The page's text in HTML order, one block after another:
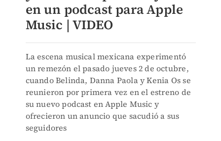
en un podcast para Apple
Music | VIDEO
La escena musical mexicana experimentó
un remezón el pasado jueves 2 de octubre,
cuando Belinda, Danna Paola y Kenia Os se
reunieron por primera vez en el estreno de
su nuevo podcast en Apple Music y
ofrecieron un anuncio que sacudió a sus
seguidores